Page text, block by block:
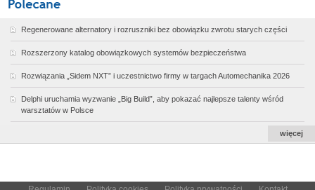
Regenerowane alternatory i rozruszniki bez obowiązku zwrotu starych części
Rozszerzony katalog obowiązkowych systemów bezpieczeństwa
Rozwiązania „Sidem NXT” i uczestnictwo firmy w targach Automechanika 2026
Delphi uruchamia wyzwanie „Big Build”, aby pokazać najlepsze talenty wśród
warsztatów w Polsce
więcej